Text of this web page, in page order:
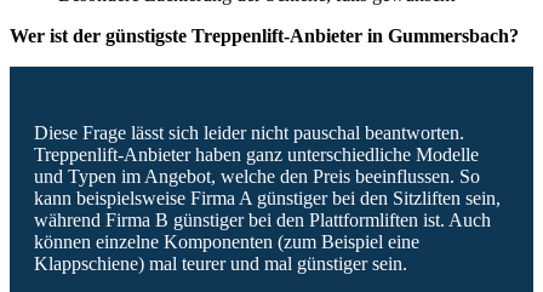
Wer ist der günstigste Treppenlift-Anbieter in Gummersbach?
Diese Frage lässt sich leider nicht pauschal beantworten.
Treppenlift-Anbieter haben ganz unterschiedliche Modelle
und Typen im Angebot, welche den Preis beeinflussen. So
kann beispielsweise Firma A günstiger bei den Sitzliften sein,
während Firma B günstiger bei den Plattformliften ist. Auch
können einzelne Komponenten (zum Beispiel eine
Klappschiene) mal teurer und mal günstiger sein.